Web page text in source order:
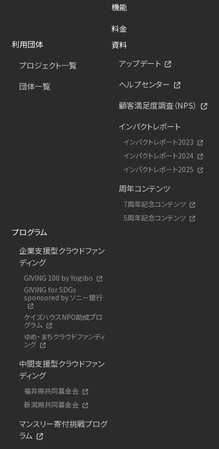
機能
料金
利用団体
プロジェクト一覧
団体一覧
資料
アップデート
ヘルプセンター
顧客満足度調査（NPS）
インパクトレポート
インパクトレポート2023
インパクトレポート2024
インパクトレポート2025
周年コンテンツ
7周年記念コンテンツ
5周年記念コンテンツ
プログラム
企業支援型クラウドファン
ディング
GIVING 100 by Yogibo
GIVING for SDGs
sponsored by ソニー銀行
ケイズハウスNPO助成プロ
グラム
ゆめ・まちクラウドファンディ
ング
中間支援型クラウドファン
ディング
福井県共同募金会
新潟県共同募金会
マンスリー寄付挑戦プログ
ラム